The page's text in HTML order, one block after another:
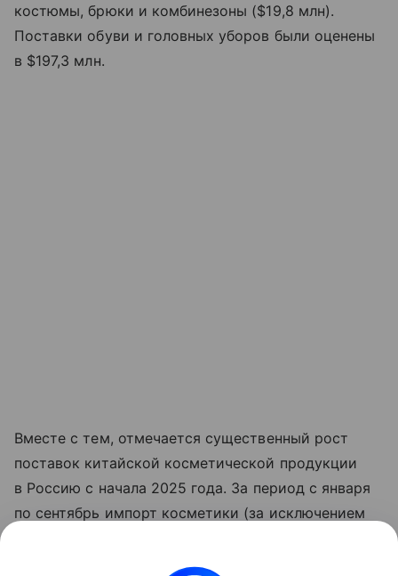
костюмы, брюки и комбинезоны ($19,8 млн).
Поставки обуви и головных уборов были оценены
в $197,3 млн.
Вместе с тем, отмечается существенный рост
поставок китайской косметической продукции
в Россию с начала 2025 года. За период с января
по сентябрь импорт косметики (за исключением
в 1,6 раза, достигнув $115,4 млн. Наибольший рост